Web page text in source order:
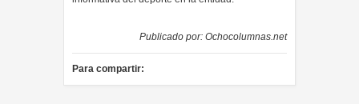
Publicado por: Ochocolumnas.net
Para compartir: